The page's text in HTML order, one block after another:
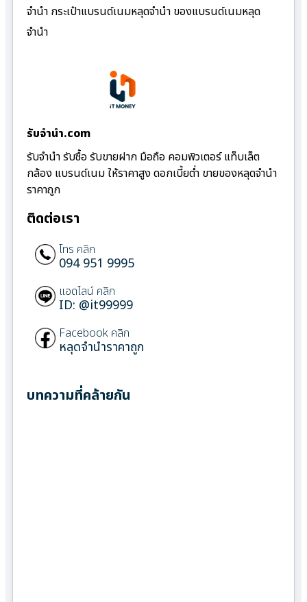
จำนำ กระเป๋าแบรนด์เนมหลุดจำนำ ของแบรนด์เนมหลุด
จำนำ
รับจํานํา.com
รับจำนำ รับซื้อ รับขายฝาก มือถือ คอมพิวเตอร์ แท็บเล็ต
กล้อง แบรนด์เนม ให้ราคาสูง ดอกเบี้ยต่ำ ขายของหลุดจำนำ
ราคาถูก
ติดต่อเรา
โทร คลิก
094 951 9995
แอดไลน์ คลิก
ID: @it99999
Facebook คลิก
หลุดจำนำราคาถูก
บทความที่คล้ายกัน